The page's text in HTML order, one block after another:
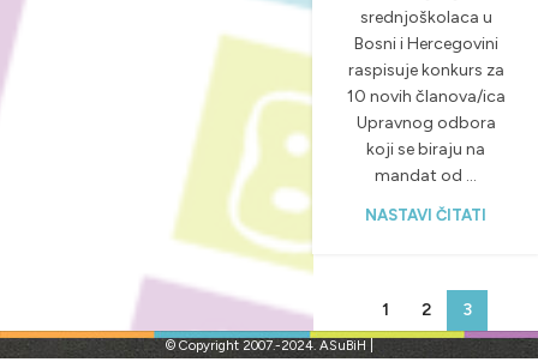
srednjoškolaca u
Bosni i Hercegovini
raspisuje konkurs za
10 novih članova/ica
Upravnog odbora
koji se biraju na
mandat od ...
NASTAVI ČITATI
1 2 3
© Copyright 2007.-2024. ASuBiH |